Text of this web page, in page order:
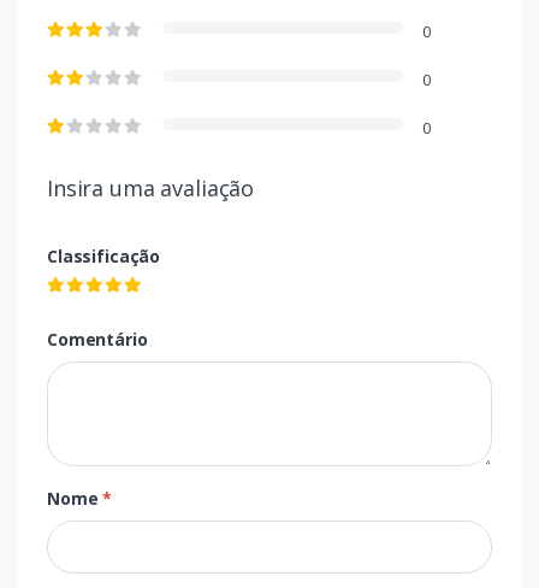
0
0
0
Insira uma avaliação
Classificação
Comentário
Nome*